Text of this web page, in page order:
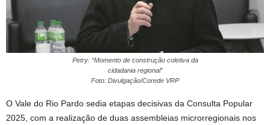
Petry: “Momento de construção coletiva da
cidadania regional”
Foto: Divulgação/Corede VRP
O Vale do Rio Pardo sedia etapas decisivas da Consulta Popular
2025, com a realização de duas assembleias microrregionais nos